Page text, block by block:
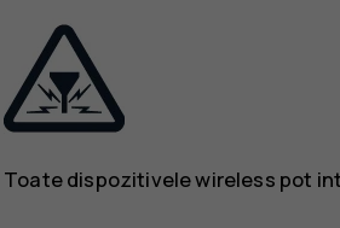
Toate dispozitivele wireless pot